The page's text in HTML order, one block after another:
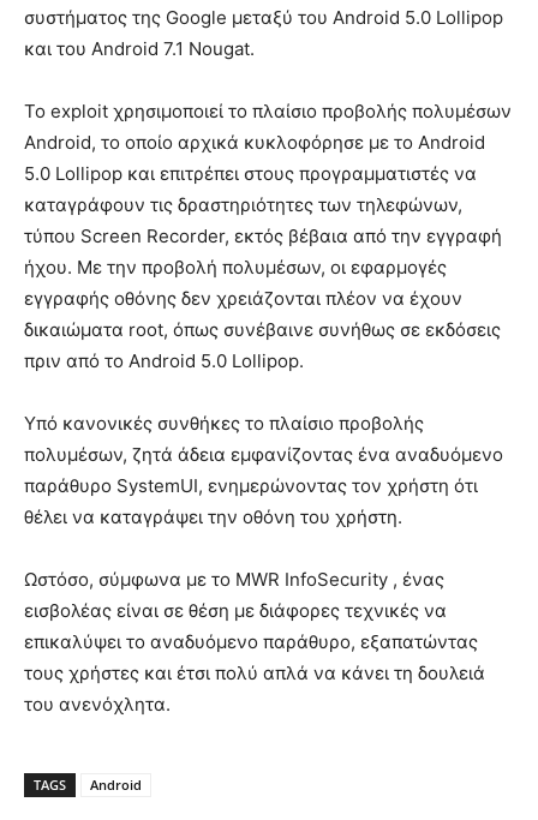
συστήματος της Google μεταξύ του Android 5.0 Lollipop
και του Android 7.1 Nougat.
Το exploit χρησιμοποιεί το πλαίσιο προβολής πολυμέσων
Android, το οποίο αρχικά κυκλοφόρησε με το Android
5.0 Lollipop και επιτρέπει στους προγραμματιστές να
καταγράφουν τις δραστηριότητες των τηλεφώνων,
τύπου Screen Recorder, εκτός βέβαια από την εγγραφή
ήχου. Με την προβολή πολυμέσων, οι εφαρμογές
εγγραφής οθόνης δεν χρειάζονται πλέον να έχουν
δικαιώματα root, όπως συνέβαινε συνήθως σε εκδόσεις
πριν από το Android 5.0 Lollipop.
Υπό κανονικές συνθήκες το πλαίσιο προβολής
πολυμέσων, ζητά άδεια εμφανίζοντας ένα αναδυόμενο
παράθυρο SystemUI, ενημερώνοντας τον χρήστη ότι
θέλει να καταγράψει την οθόνη του χρήστη.
Ωστόσο, σύμφωνα με το MWR InfoSecurity , ένας
εισβολέας είναι σε θέση με διάφορες τεχνικές να
επικαλύψει το αναδυόμενο παράθυρο, εξαπατώντας
τους χρήστες και έτσι πολύ απλά να κάνει τη δουλειά
του ανενόχλητα.
TAGS Android